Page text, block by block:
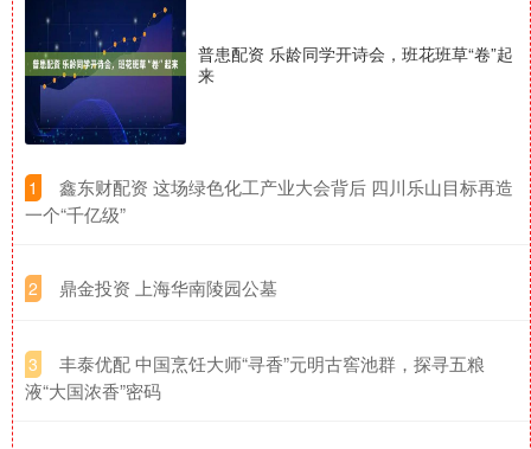
普患配资 乐龄同学开诗会，班花班草“卷”起
来
1
​鑫东财配资 这场绿色化工产业大会背后 四川乐山目标再造
一个“千亿级”
2 ​鼎金投资 上海华南陵园公墓
3
​丰泰优配 中国烹饪大师“寻香”元明古窖池群，探寻五粮
液“大国浓香”密码